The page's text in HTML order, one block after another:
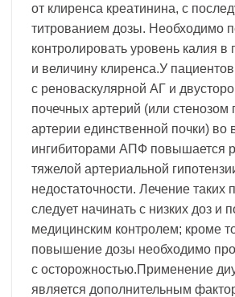
от клиренса креатинина, с
титрованием дозы. Необходимо
контролировать уровень калия в
и величину клиренса.У пациентов
с реноваскулярной АГ и
почечных артерий (или стенозом
артерии единственной почки) во
ингибиторами АПФ повышается
тяжелой артериальной
недостаточности. Лечение таких
следует начинать с низких доз и
медицинским контролем; кроме
повышение дозы необходимо
с осторожностью.Применение
является дополнительным